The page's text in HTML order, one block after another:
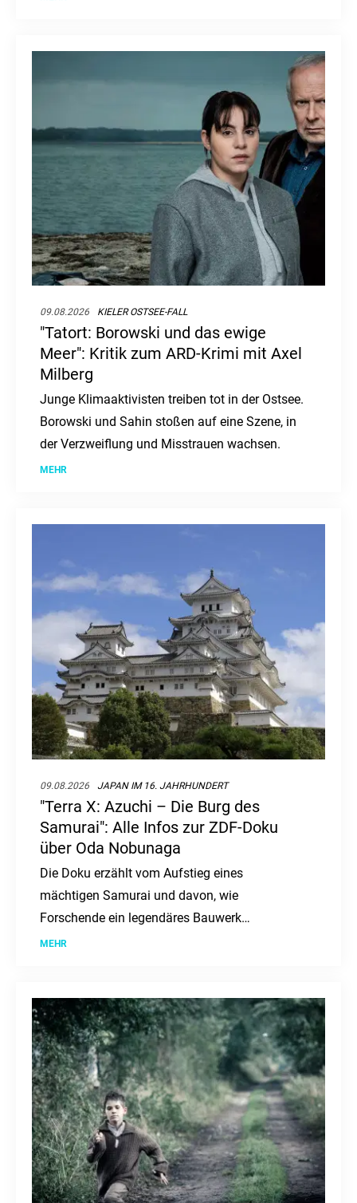
09.08.2026 KIELER OSTSEE-FALL
"Tatort: Borowski und das ewige
Meer": Kritik zum ARD-Krimi mit Axel
Milberg
Junge Klimaaktivisten treiben tot in der Ostsee.
Borowski und Sahin stoßen auf eine Szene, in
der Verzweiflung und Misstrauen wachsen.
MEHR
09.08.2026 JAPAN IM 16. JAHRHUNDERT
"Terra X: Azuchi – Die Burg des
Samurai": Alle Infos zur ZDF-Doku
über Oda Nobunaga
Die Doku erzählt vom Aufstieg eines
mächtigen Samurai und davon, wie
Forschende ein legendäres Bauwerk
rekonstruieren wollen.
MEHR